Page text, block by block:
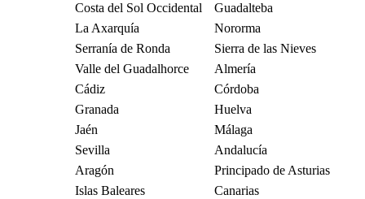
Costa del Sol Occidental
Guadalteba
La Axarquía
Nororma
Serranía de Ronda
Sierra de las Nieves
Valle del Guadalhorce
Almería
Cádiz
Córdoba
Granada
Huelva
Jaén
Málaga
Sevilla
Andalucía
Aragón
Principado de Asturias
Islas Baleares
Canarias